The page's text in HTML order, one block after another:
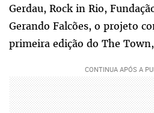
Gerdau, Rock in Rio,
Gerando Falcões, o projeto
primeira edição do The